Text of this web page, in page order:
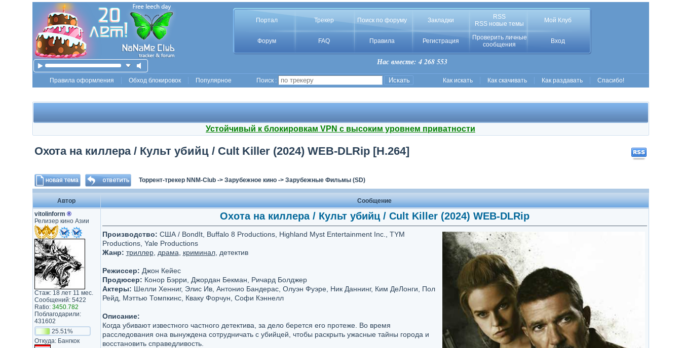
Портал Трекер Поиск по форуму Закладки
RSS
RSS новые темы
Мой Клуб
Форум FAQ Правила Регистрация
Проверить личные
сообщения
Вход
Нас вместе: 4 268 553
Правила оформления Обход блокировок Популярное Поиск : Как искать Как скачивать Как раздавать Спасибо!
Устойчивый к блокировкам VPN с высоким уровнем приватности
Охота на киллера / Культ убийц / Cult Killer (2024) WEB-DLRip [H.264]
Торрент-трекер NNM-Club-> Зарубежное кино-> Зарубежные Фильмы (SD)
Автор
Сообщение
vitolinform ®
Релизер кино Азии
Стаж: 18 лет 11 мес.
Сообщений: 5422
Ratio: 3450.782
Поблагодарили:
431602
25.51%
Откуда: Бангкок
Охота на киллера / Культ убийц / Cult Killer (2024) WEB-DLRip
Производство: США / BondIt, Buffalo 8 Productions, Highland Myst Entertainment Inc., TYM
Productions, Yale Productions
Жанр: триллер, драма криминал, детектив
Режиссер: Джон Кейес
Продюсер: Конор Бэрри, Джордан Бекман, Ричард Болджер
Актеры: Шелли Хенниг, Элис Ив, Антонио Бандерас, Олуэн Фуэре, Ник Даннинг, Ким ДеЛонги, Пол
Рейд, Мэттью Томпкинс, Кваку Форчун, Софи Кэннелл
Описание:
Когда убивают известного частного детектива, за дело берется его протеже. Во время
расследования она вынуждена сотрудничать с убийцей, чтобы раскрыть ужасные тайны города и
восстановить справедливость.